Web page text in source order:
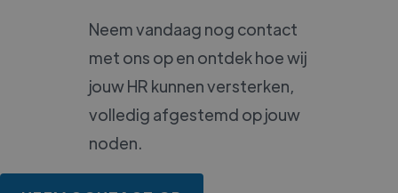
Neem vandaag nog contact
met ons op en ontdek hoe wij
jouw HR kunnen versterken,
volledig afgestemd op jouw
noden.